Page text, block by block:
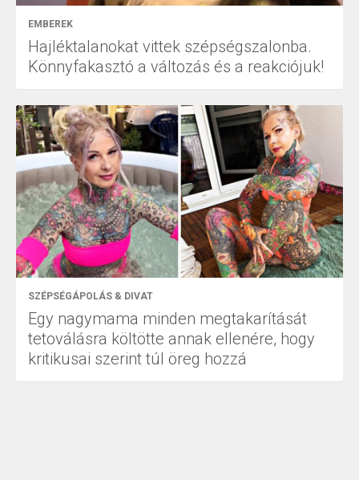
EMBEREK
Hajléktalanokat vittek szépségszalonba.
Könnyfakasztó a változás és a reakciójuk!
SZÉPSÉGÁPOLÁS & DIVAT
Egy nagymama minden megtakarítását
tetoválásra költötte annak ellenére, hogy
kritikusai szerint túl öreg hozzá